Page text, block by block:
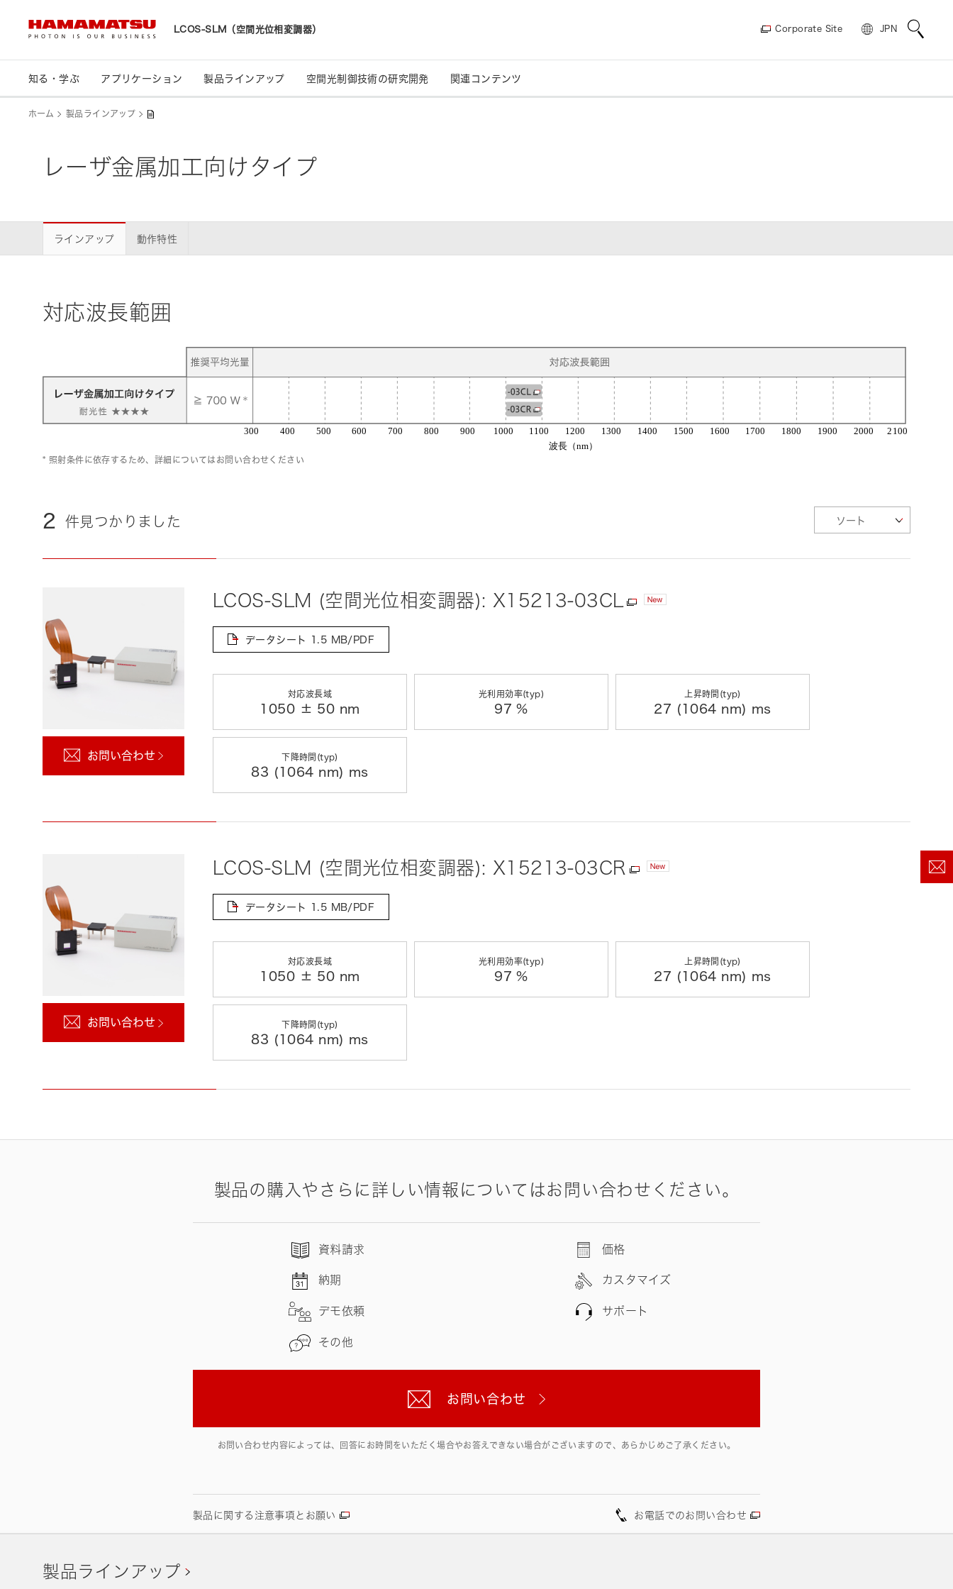
LCOS-SLM（空間光位相変調器） Corporate Site JPN
知る・学ぶ アプリケーション 製品ラインアップ 空間光制御技術の研究開発 関連コンテンツ
知る・学ぶ
アプリケーション
製品ラインアップ
空間光制御技術の研究開発
ホーム 製品ラインアップ
レーザ金属加工向けタイプ
ラインアップ 動作特性
対応波長範囲
* 照射条件に依存するため、詳細についてはお問い合わせください
2 件見つかりました
お問い合わせ
LCOS-SLM (空間光位相変調器): X15213-03CL
データシート 1.5 MB/PDF
対応波長域
1050 ± 50 nm
光利用効率(typ)
97 %
上昇時間(typ)
27 (1064 nm) ms
下降時間(typ)
83 (1064 nm) ms
お問い合わせ
LCOS-SLM (空間光位相変調器): X15213-03CR
データシート 1.5 MB/PDF
対応波長域
1050 ± 50 nm
光利用効率(typ)
97 %
上昇時間(typ)
27 (1064 nm) ms
下降時間(typ)
83 (1064 nm) ms
製品の購入やさらに詳しい情報についてはお問い合わせください。
資料請求 価格
納期 カスタマイズ
デモ依頼 サポート
その他
お問い合わせ
お問い合わせ内容によっては、回答にお時間をいただく場合やお答えできない場合がございますので、あらかじめご了承ください。
製品に関する注意事項とお願い お電話でのお問い合わせ
製品ラインアップ